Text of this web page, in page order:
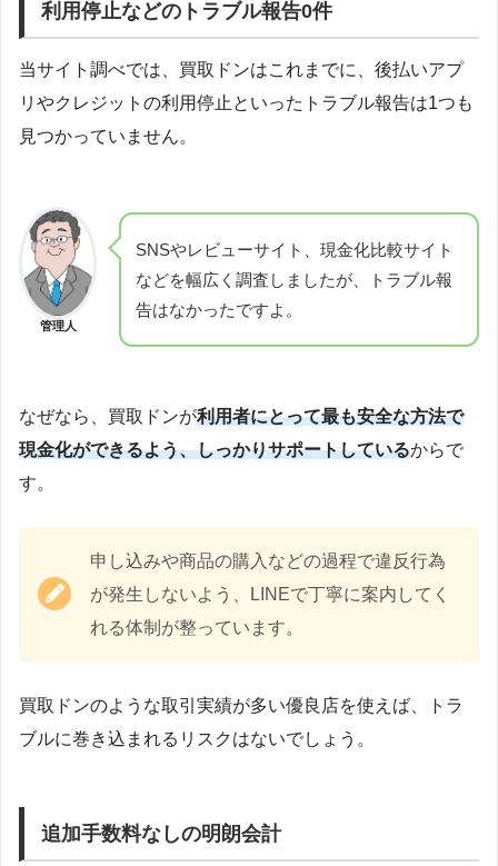
利用停止などのトラブル報告0件
当サイト調べでは、買取ドンはこれまでに、後払いアプ
リやクレジットの利用停止といったトラブル報告は1つも
見つかっていません。
管理人
SNSやレビューサイト、現金化比較サイト
などを幅広く調査しましたが、トラブル報
告はなかったですよ。
なぜなら、買取ドンが利用者にとって最も安全な方法で
現金化ができるよう、しっかりサポートしているからで
す。
申し込みや商品の購入などの過程で違反行為
が発生しないよう、LINEで丁寧に案内してく
れる体制が整っています。
買取ドンのような取引実績が多い優良店を使えば、トラ
ブルに巻き込まれるリスクはないでしょう。
追加手数料なしの明朗会計